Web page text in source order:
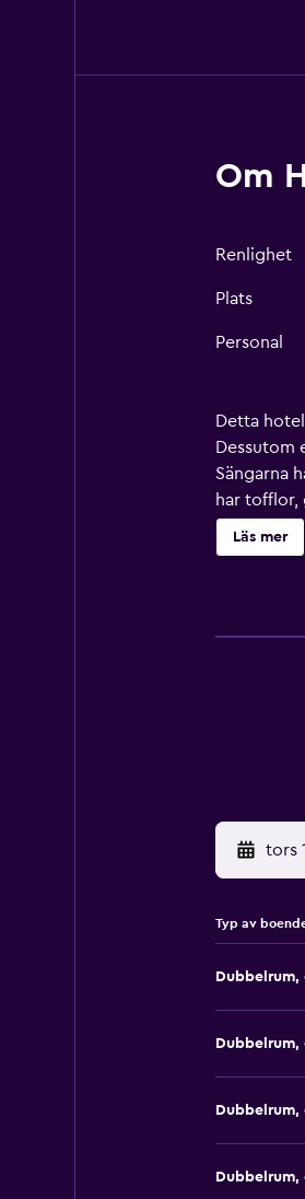
Om
Renlighet
Plats
Personal
Detta
Dessutom
Sängarna
har tofflor,
varje kväll
Läs mer
tors
Typ av